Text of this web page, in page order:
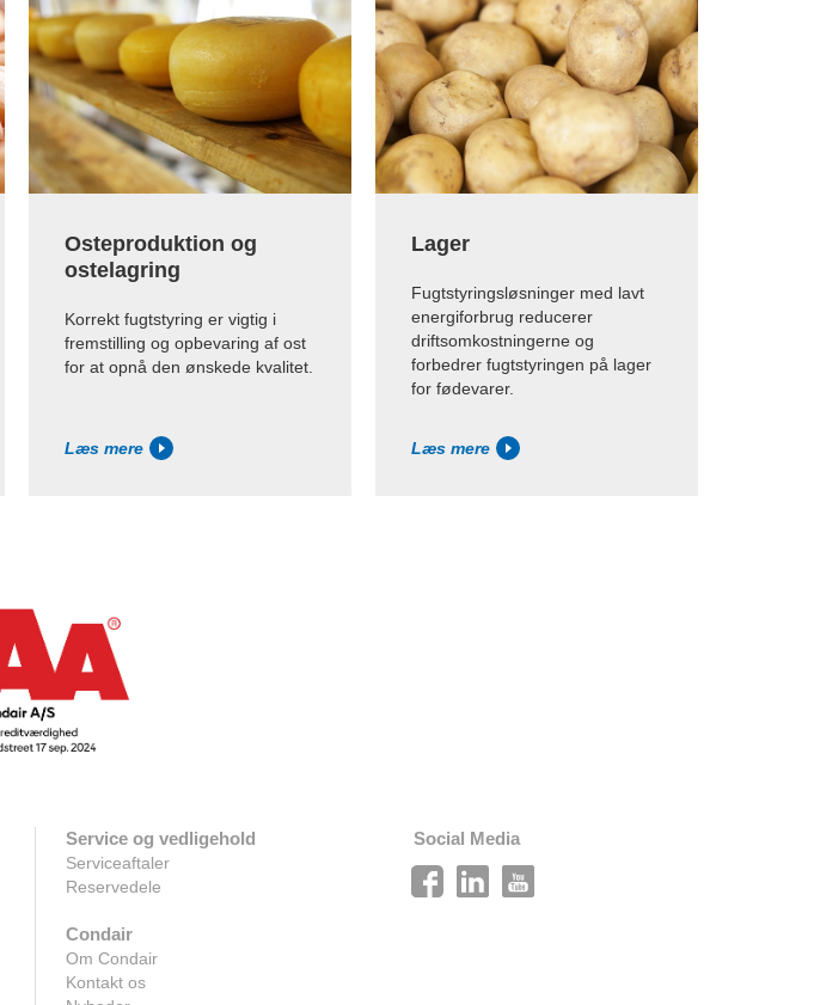
Osteproduktion og
ostelagring
Korrekt fugtstyring er vigtig i
fremstilling og opbevaring af ost
for at opnå den ønskede kvalitet.
Læs mere
Lager
Fugtstyringsløsninger med lavt
energiforbrug reducerer
driftsomkostningerne og
forbedrer fugtstyringen på lager
for fødevarer.
Læs mere
Service og vedligehold
Serviceaftaler
Reservedele
Condair
Om Condair
Kontakt os
Social Media